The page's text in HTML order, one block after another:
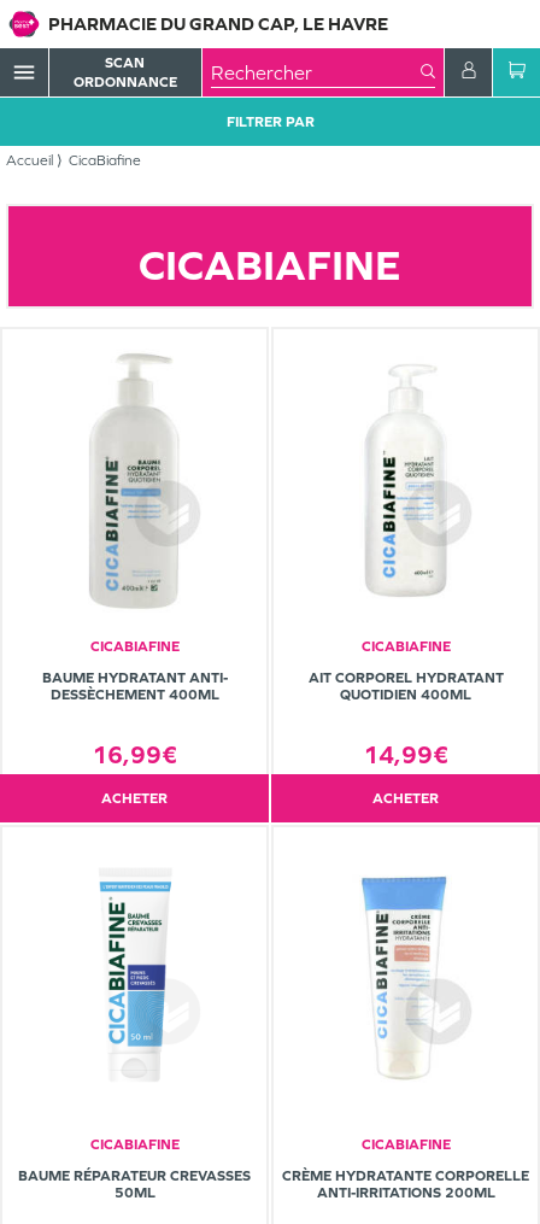
PHARMACIE DU GRAND CAP, LE HAVRE
menu
SCAN
ORDONNANCE
Accueil CicaBiafine
FILTRER PAR
CICABIAFINE
CICABIAFINE
BAUME HYDRATANT ANTI-
DESSÈCHEMENT 400ML
16,99€
ACHETER
CICABIAFINE
AIT CORPOREL HYDRATANT
QUOTIDIEN 400ML
14,99€
ACHETER
CICABIAFINE
BAUME RÉPARATEUR CREVASSES
50ML
CICABIAFINE
CRÈME HYDRATANTE CORPORELLE
ANTI-IRRITATIONS 200ML